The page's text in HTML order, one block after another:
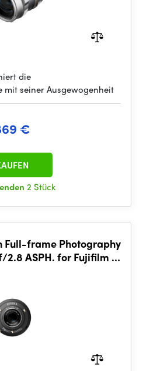
die
seiner Ausgewogenheit
€
2 Stück
Full-frame Photography
2.8 ASPH. for Fujifilm X